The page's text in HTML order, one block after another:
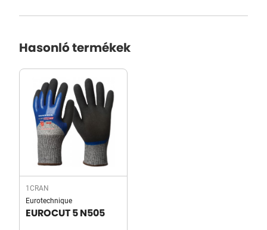
Hasonló termékek
1CRAN
Eurotechnique
EUROCUT 5 N505